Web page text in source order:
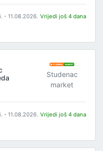
- 11.08.2026. Vrijedi još 4 dana
Studenac
market
- 11.08.2026. Vrijedi još 4 dana